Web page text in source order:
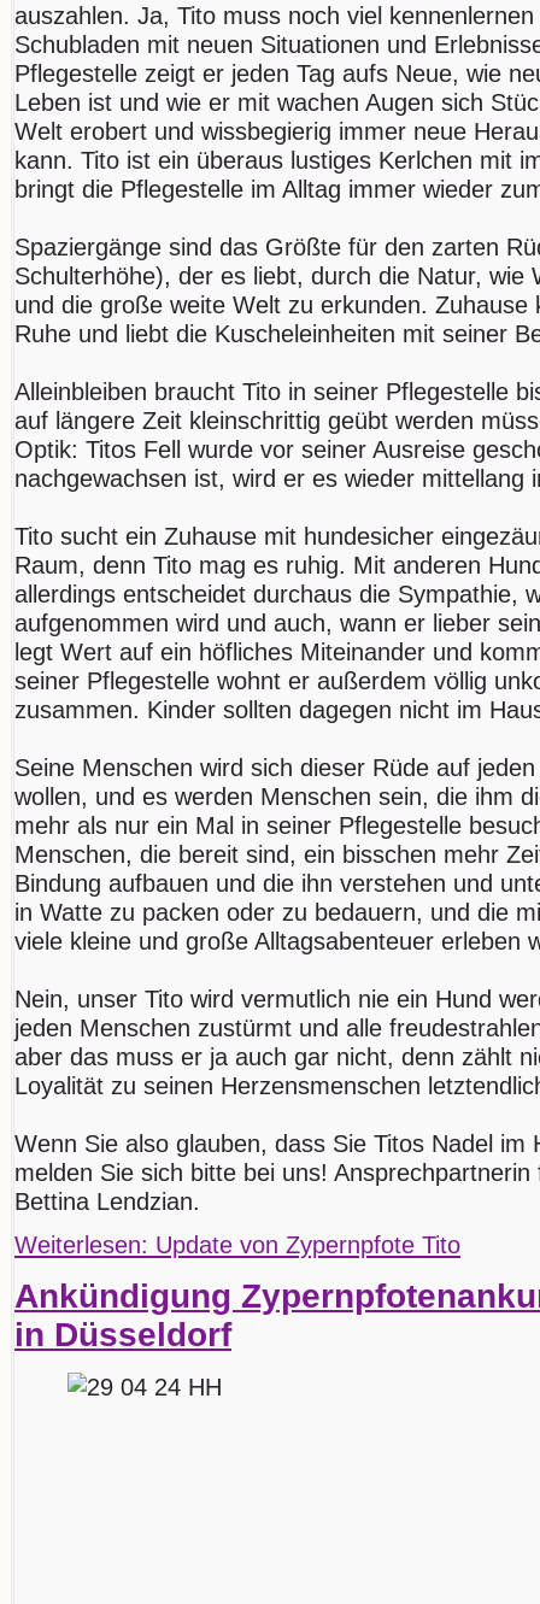
auszahlen. Ja, Tito muss noch viel
Schubladen mit neuen Situationen und
Pflegestelle zeigt er jeden Tag aufs Neue, wie
Leben ist und wie er mit wachen Augen sich
Welt erobert und wissbegierig immer neue
kann. Tito ist ein überaus lustiges Kerlchen mit
bringt die Pflegestelle im Alltag immer wieder
Spaziergänge sind das Größte für den zarten
Schulterhöhe), der es liebt, durch die Natur, wie
und die große weite Welt zu erkunden.
Ruhe und liebt die Kuscheleinheiten mit seiner
Alleinbleiben braucht Tito in seiner Pflegestelle
auf längere Zeit kleinschrittig geübt werden
Optik: Titos Fell wurde vor seiner Ausreise
nachgewachsen ist, wird er es wieder mittellang
Tito sucht ein Zuhause mit hundesicher
Raum, denn Tito mag es ruhig. Mit anderen
allerdings entscheidet durchaus die Sympathie,
aufgenommen wird und auch, wann er lieber
legt Wert auf ein höfliches Miteinander und
seiner Pflegestelle wohnt er außerdem völlig
zusammen. Kinder sollten dagegen nicht im
Seine Menschen wird sich dieser Rüde auf
wollen, und es werden Menschen sein, die ihm
mehr als nur ein Mal in seiner Pflegestelle
Menschen, die bereit sind, ein bisschen mehr
Bindung aufbauen und die ihn verstehen und
in Watte zu packen oder zu bedauern, und die
viele kleine und große Alltagsabenteuer erleben
Nein, unser Tito wird vermutlich nie ein Hund
jeden Menschen zustürmt und alle
aber das muss er ja auch gar nicht, denn zählt
Loyalität zu seinen Herzensmenschen
Wenn Sie also glauben, dass Sie Titos Nadel im
melden Sie sich bitte bei uns!
Bettina Lendzian.
Weiterlesen: Update von Zypernpfote Tito
Ankündigung
in Düsseldorf